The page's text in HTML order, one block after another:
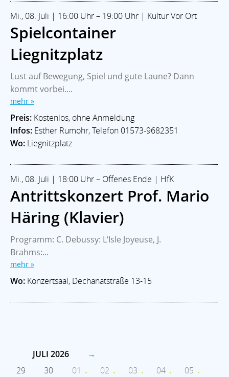
Mi., 08. Juli | 16:00 Uhr – 19:00 Uhr | Kultur Vor Ort
Spielcontainer
Liegnitzplatz
Lust auf Bewegung, Spiel und gute Laune? Dann
kommt vorbei....
mehr »
Preis: Kostenlos, ohne Anmeldung
Infos: Esther Rumohr, Telefon 01573-9682351
Wo: Liegnitzplatz
Mi., 08. Juli | 18:00 Uhr – Offenes Ende | HfK
Antrittskonzert Prof. Mario
Häring (Klavier)
Programm: C. Debussy: L‘Isle Joyeuse, J.
Brahms:...
mehr »
Wo: Konzertsaal, Dechanatstraße 13-15
JULI 2026
→
29
30 01 02 03 04
05